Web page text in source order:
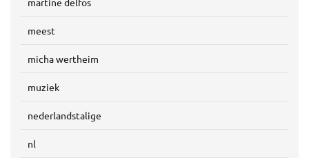
meest
micha wertheim
muziek
nederlandstalige
nl